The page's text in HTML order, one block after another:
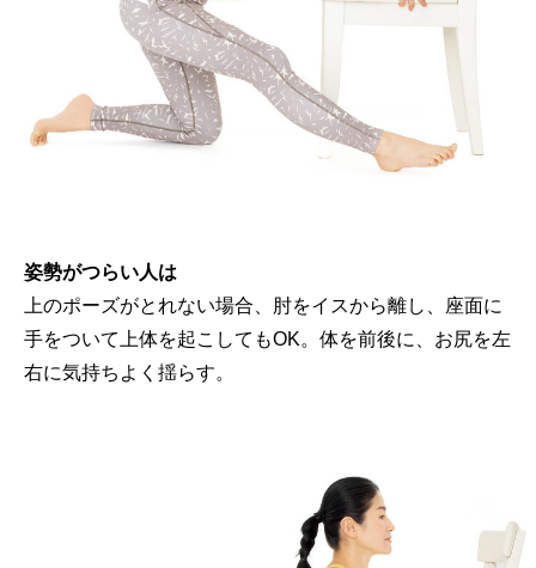
姿勢がつらい人は
上のポーズがとれない場合、肘をイスから離し、座面に
手をついて上体を起こしてもOK。体を前後に、お尻を左
右に気持ちよく揺らす。